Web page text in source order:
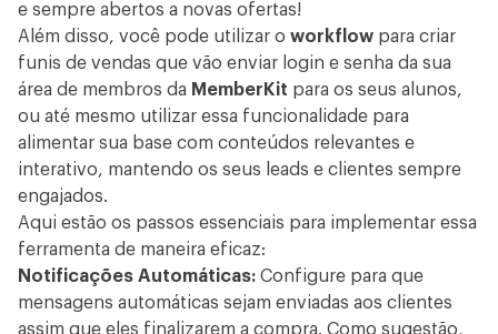
e sempre abertos a novas ofertas!
Além disso, você pode utilizar o workflow para criar
funis de vendas que vão enviar login e senha da sua
área de membros da MemberKit para os seus alunos,
ou até mesmo utilizar essa funcionalidade para
alimentar sua base com conteúdos relevantes e
interativo, mantendo os seus leads e clientes sempre
engajados.
Aqui estão os passos essenciais para implementar essa
ferramenta de maneira eficaz:
Notificações Automáticas: Configure para que
mensagens automáticas sejam enviadas aos clientes
assim que eles finalizarem a compra. Como sugestão,